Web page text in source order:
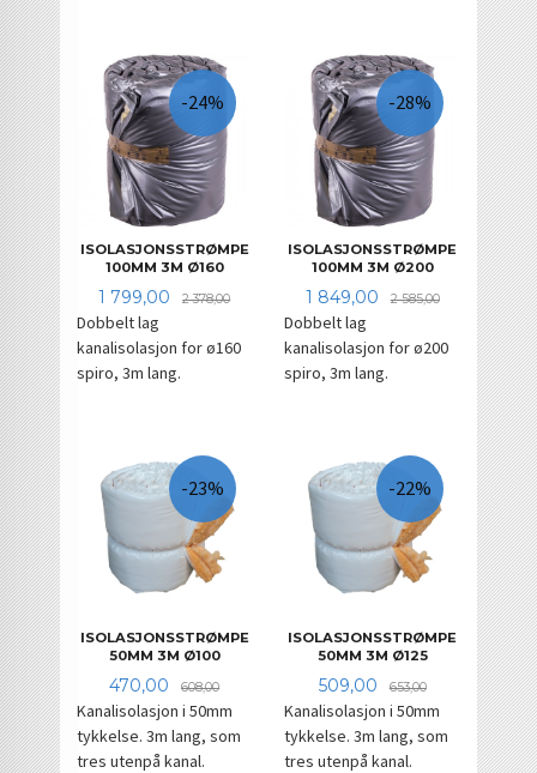
ISOLASJONSSTRØMPE
100MM 3M Ø160
Tilbud
1 799,00 2 378,00Rabatt
-24%
Dobbelt lag
kanalisolasjon for ø160
spiro, 3m lang.
ISOLASJONSSTRØMPE
100MM 3M Ø200
Tilbud
1 849,00 2 585,00Rabatt
-28%
Dobbelt lag
kanalisolasjon for ø200
spiro, 3m lang.
ISOLASJONSSTRØMPE
50MM 3M Ø100
Tilbud
470,00 608,00Rabatt
-23%
Kanalisolasjon i 50mm
tykkelse. 3m lang, som
tres utenpå kanal.
ISOLASJONSSTRØMPE
50MM 3M Ø125
Tilbud
509,00 653,00Rabatt
-22%
Kanalisolasjon i 50mm
tykkelse. 3m lang, som
tres utenpå kanal.